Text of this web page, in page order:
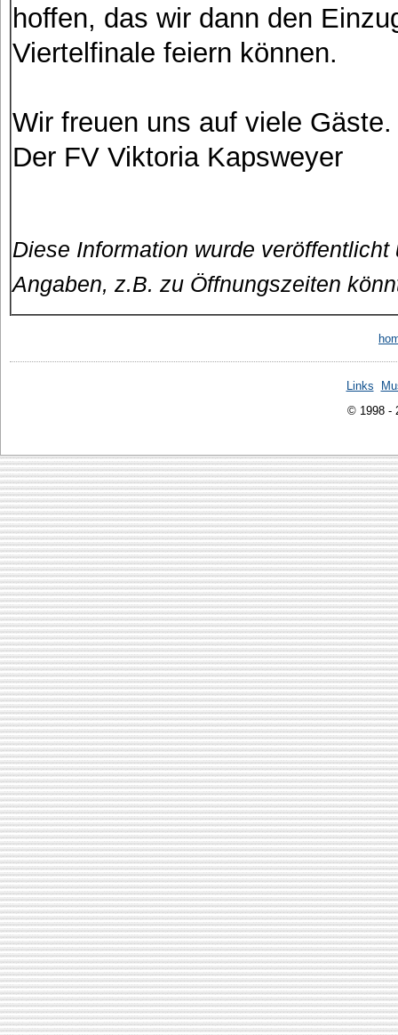
hoffen, das wir dann den
Viertelfinale feiern können.
Wir freuen uns auf viele Gäste.
Der FV Viktoria Kapsweyer
Diese Information wurde
Angaben, z.B. zu Öffnungszeiten
Links
© 1998 -